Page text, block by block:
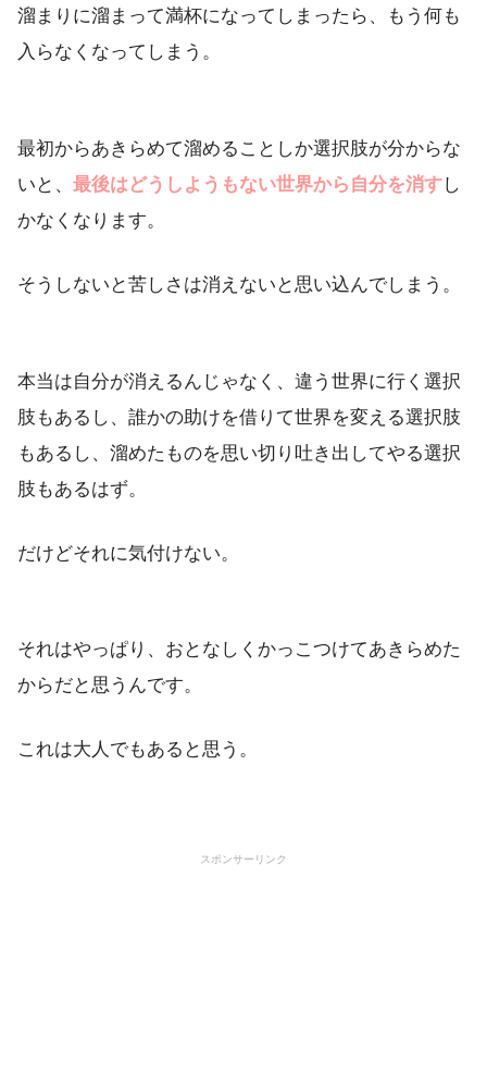
溜まりに溜まって満杯になってしまったら、もう何も
入らなくなってしまう。
最初からあきらめて溜めることしか選択肢が分からな
いと、 最後はどうしようもない世界から自分を消すし
かなくなります。
そうしないと苦しさは消えないと思い込んでしまう。
本当は自分が消えるんじゃなく、違う世界に行く選択
肢もあるし、誰かの助けを借りて世界を変える選択肢
もあるし、溜めたものを思い切り吐き出してやる選択
肢もあるはず。
だけどそれに気付けない。
それはやっぱり、おとなしくかっこつけてあきらめた
からだと思うんです。
これは大人でもあると思う。
スポンサーリンク